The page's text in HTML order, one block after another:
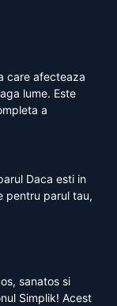
care afecteaza
lume. Este
a
Daca esti in
pentru parul tau,
sanatos si
Simplik! Acest